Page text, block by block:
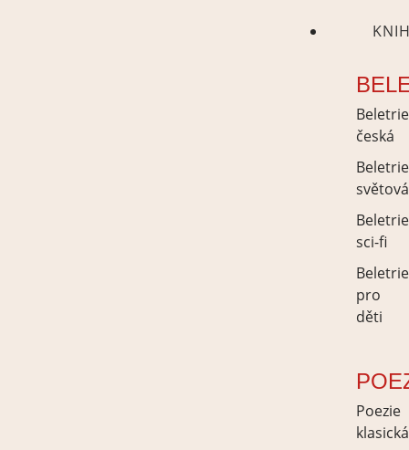
Beletrie
česká
Beletrie
světová
Beletrie
sci-fi
Beletrie
pro
děti
Poezie
klasická